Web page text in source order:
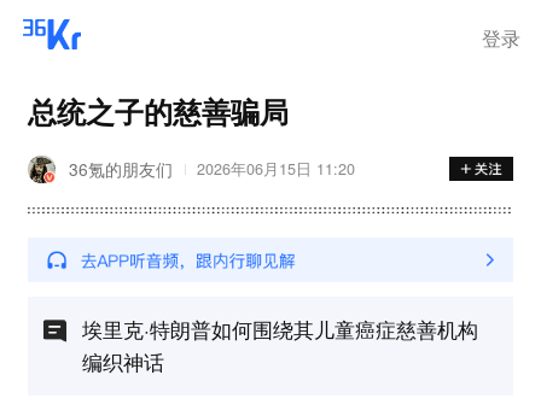
登录
总统之子的慈善骗局
36氪的朋友们 2026年06月15日 11:20
埃里克·特朗普如何围绕其儿童癌症慈善机构
编织神话